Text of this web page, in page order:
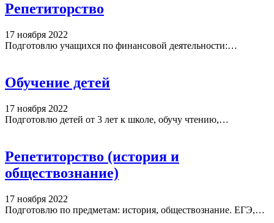
Репетиторство
17 ноября 2022
Подготовлю учащихся по финансовой деятельности:…
Обучение детей
17 ноября 2022
Подготовлю детей от 3 лет к школе, обучу чтению,…
Репетиторство (история и
обществознание)
17 ноября 2022
Подготовлю по предметам: история, обществознание. ЕГЭ,…